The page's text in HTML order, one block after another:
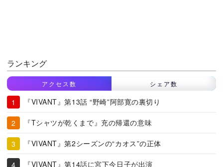
ランキング
アクセス数 シェア数
『VIVANT』第13話 “野崎”阿部寛の裏切り
『Tシャツが乾くまで』充の帰還の意味
『VIVANT』第2シーズンの“カオス”の正体
『VIVANT』第14話に宮下今日子が出演